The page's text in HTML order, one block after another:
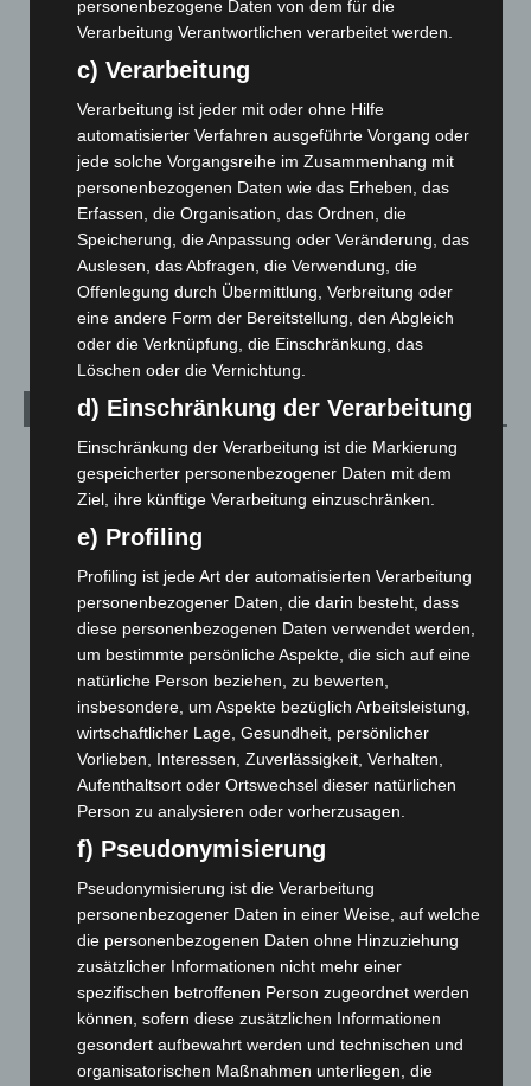
Blaulicht
Corona-News
Hannover und Region
Langenhagen und Ortsteile
3.252
Leserbriefe
Menschen
Über uns
Veranstaltungen
Archiv
August 2026(14)
Juli 2026 (73)
Juni 2026(139)
Mai 2026(99)
April 2026(99)
März 2026 (115)
Februar 2026(109)
Januar 2026(122)
Dezember 2025(103)
November 2025(114)
Oktober 2025(112)
September 2025(93)
August 2025(90)
Juli 2025(90)
Juni 2025(103)
Mai 2025(112)
April 2025(88)
März 2025(111)
personenbezogene Daten von dem für die
Verarbeitung Verantwortlichen verarbeitet werden.
c) Verarbeitung
Verarbeitung ist jeder mit oder ohne Hilfe
automatisierter Verfahren ausgeführte Vorgang oder
jede solche Vorgangsreihe im Zusammenhang mit
personenbezogenen Daten wie das Erheben, das
Erfassen, die Organisation, das Ordnen, die
Speicherung, die Anpassung oder Veränderung, das
Auslesen, das Abfragen, die Verwendung, die
Offenlegung durch Übermittlung, Verbreitung oder
eine andere Form der Bereitstellung, den Abgleich
oder die Verknüpfung, die Einschränkung, das
Löschen oder die Vernichtung.
d) Einschränkung der Verarbeitung
Einschränkung der Verarbeitung ist die Markierung
gespeicherter personenbezogener Daten mit dem
Ziel, ihre künftige Verarbeitung einzuschränken.
e) Profiling
Profiling ist jede Art der automatisierten Verarbeitung
personenbezogener Daten, die darin besteht, dass
diese personenbezogenen Daten verwendet werden,
um bestimmte persönliche Aspekte, die sich auf eine
natürliche Person beziehen, zu bewerten,
insbesondere, um Aspekte bezüglich Arbeitsleistung,
wirtschaftlicher Lage, Gesundheit, persönlicher
Vorlieben, Interessen, Zuverlässigkeit, Verhalten,
Aufenthaltsort oder Ortswechsel dieser natürlichen
Person zu analysieren oder vorherzusagen.
f) Pseudonymisierung
Pseudonymisierung ist die Verarbeitung
personenbezogener Daten in einer Weise, auf welche
die personenbezogenen Daten ohne Hinzuziehung
zusätzlicher Informationen nicht mehr einer
spezifischen betroffenen Person zugeordnet werden
können, sofern diese zusätzlichen Informationen
gesondert aufbewahrt werden und technischen und
organisatorischen Maßnahmen unterliegen, die